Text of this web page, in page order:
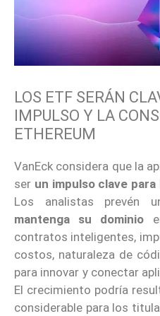
LOS ETF SERÁN
IMPULSO Y LA
ETHEREUM
VanEck considera que la
ser un impulso clave
Los analistas prevén
mantenga su dominio
contratos inteligentes,
costos, naturaleza de
para innovar y conectar
El crecimiento podría
considerable para los